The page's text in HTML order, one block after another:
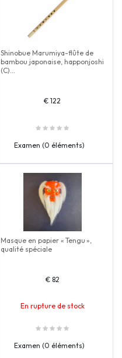
Shinobue Marumiya-flûte de
bambou japonaise, happonjoshi
(C)...
€ 122
Examen (0 éléments)
Masque en papier « Tengu »,
qualité spéciale
€ 82
En rupture de stock
Examen (0 éléments)